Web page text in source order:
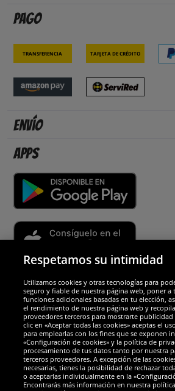
Pago
Transferencia Tarjeta de crédito
Envío
Apps
Socios y seguridad
Galardones
Respetamos su intimidad
Utilizamos cookies y otras tecnologías para
seguro y fiable de nuestra página web, poner a
funciones adicionales basadas en tu elección,
el rendimiento de nuestra página web y
proveedores terceros para mostrarte
clic en «Aceptar todas las cookies» aceptas el
para emplearlas con los fines que se exponen
«Configuración de cookies» y la política de
procesamiento de tus datos tanto por nuestra
terceros proveedores. A excepción de las
necesarias, tienes la posibilidad de rechazar
o aceptarlas individualmente en la
Encontrarás más información en nuestra